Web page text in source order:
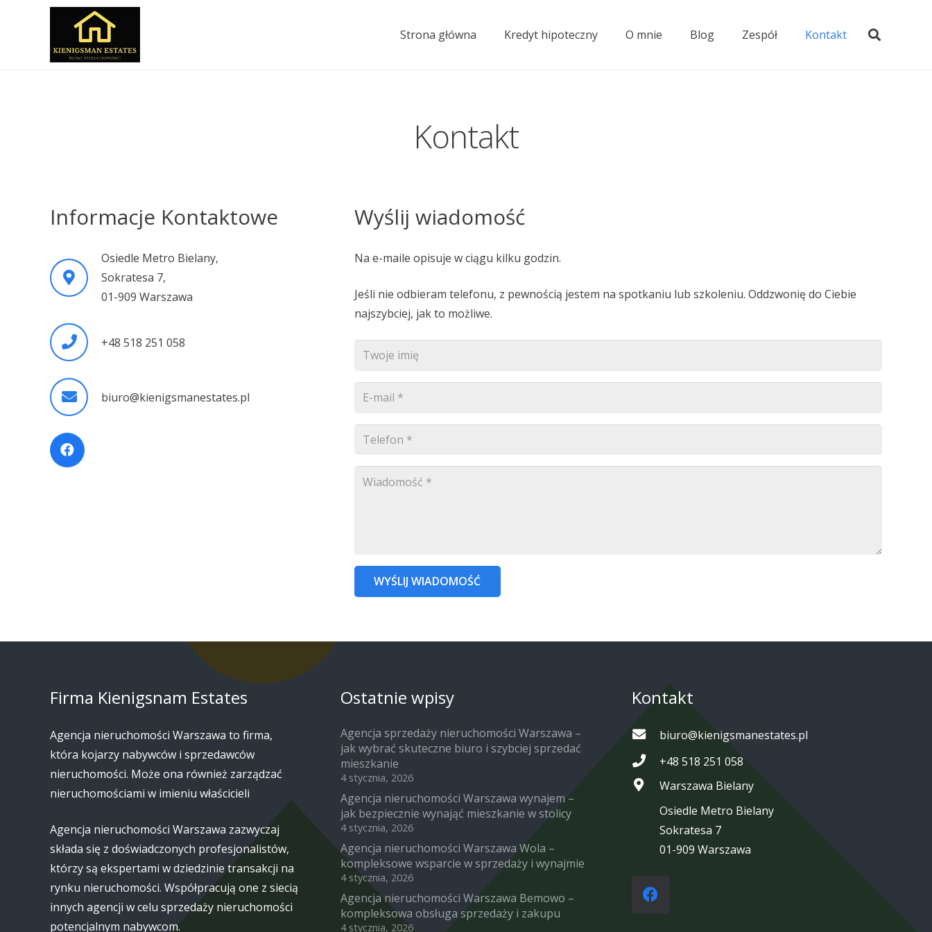
Strona główna Kredyt hipoteczny O mnie Blog Zespół Kontakt
Kontakt
Informacje Kontaktowe
Osiedle Metro Bielany,
Sokratesa 7,
01-909 Warszawa
+48 518 251 058
biuro@kienigsmanestates.pl
Wyślij wiadomość
Na e-maile opisuje w ciągu kilku godzin.
Jeśli nie odbieram telefonu, z pewnością jestem na spotkaniu lub szkoleniu. Oddzwonię do Ciebie
najszybciej, jak to możliwe.
WYŚLIJ WIADOMOŚĆ
Firma Kienigsnam Estates
Agencja nieruchomości Warszawa to firma,
która kojarzy nabywców i sprzedawców
nieruchomości. Może ona również zarządzać
nieruchomościami w imieniu właścicieli
Agencja nieruchomości Warszawa zazwyczaj
składa się z doświadczonych profesjonalistów,
którzy są ekspertami w dziedzinie transakcji na
rynku nieruchomości. Współpracują one z siecią
innych agencji w celu sprzedaży nieruchomości
potencjalnym nabywcom.
Ostatnie wpisy
Agencja sprzedaży nieruchomości Warszawa –
jak wybrać skuteczne biuro i szybciej sprzedać
mieszkanie
4 stycznia, 2026
Agencja nieruchomości Warszawa wynajem –
jak bezpiecznie wynająć mieszkanie w stolicy
4 stycznia, 2026
Agencja nieruchomości Warszawa Wola –
kompleksowe wsparcie w sprzedaży i wynajmie
4 stycznia, 2026
Agencja nieruchomości Warszawa Bemowo –
kompleksowa obsługa sprzedaży i zakupu
4 stycznia, 2026
Kontakt
biuro@kienigsmanestates.pl
+48 518 251 058
Warszawa Bielany
Osiedle Metro Bielany
Sokratesa 7
01-909 Warszawa